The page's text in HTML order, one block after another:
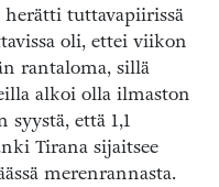
tuttavapiirissä
oli, ettei viikon
rantaloma, sillä
alkoi olla ilmaston
syystä, että 1,1
Tirana sijaitsee
merenrannasta.